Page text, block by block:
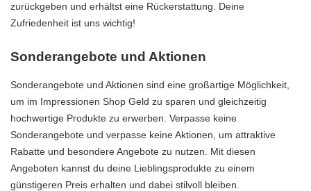
zurückgeben und erhältst eine Rückerstattung. Deine
Zufriedenheit ist uns wichtig!
Sonderangebote und Aktionen
Sonderangebote und Aktionen sind eine großartige Möglichkeit,
um im Impressionen Shop Geld zu sparen und gleichzeitig
hochwertige Produkte zu erwerben. Verpasse keine
Sonderangebote und verpasse keine Aktionen, um attraktive
Rabatte und besondere Angebote zu nutzen. Mit diesen
Angeboten kannst du deine Lieblingsprodukte zu einem
günstigeren Preis erhalten und dabei stilvoll bleiben.